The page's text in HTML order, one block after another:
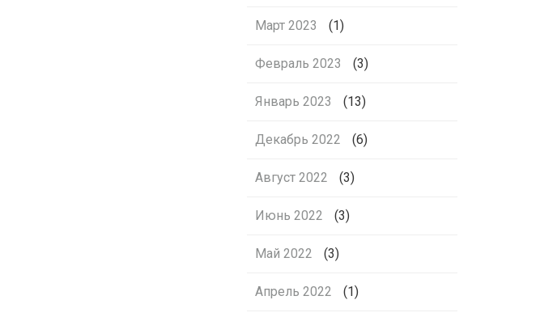
Март 2023 (1)
Февраль 2023 (3)
Январь 2023 (13)
Декабрь 2022 (6)
Август 2022 (3)
Июнь 2022 (3)
Май 2022 (3)
Апрель 2022 (1)